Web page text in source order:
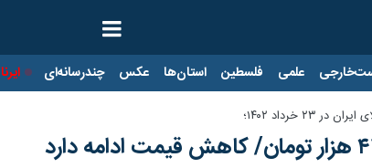
علمی فلسطین استان‌ها عکس چندرسانه‌ای ایرنا TV
خرداد ۱۴۰۲؛